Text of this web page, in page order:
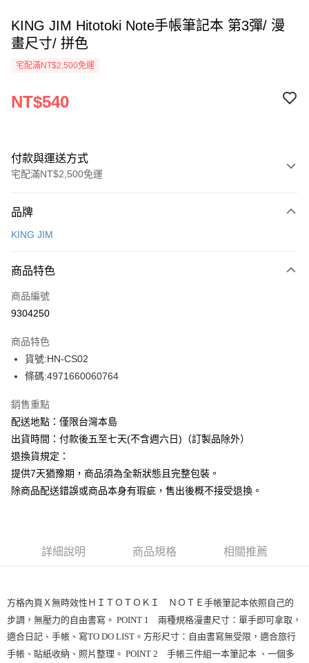
KING JIM Hitotoki Note手帳筆記本 第3彈/ 漫
畫尺寸/ 拼色
宅配滿NT$2,500免運
NT$540
付款與運送方式
宅配滿NT$2,500免運
信用卡一次付款
街口支付
悠遊付
運送方式
下單前請先詢問庫存
每筆NT$130，滿NT$2,500(含以上)免運費
品牌
KING JIM
商品特色
商品編號
9304250
商品特色
貨號:HN-CS02
條碼:4971660060764
銷售重點
配送地點：僅限台灣本島
出貨時間：付款後五至七天(不含週六日)（訂製品除外）
退換貨規定：
提供7天猶豫期，商品須為全新狀態且完整包裝。
除商品配送錯誤或商品本身有瑕疵，售出後概不接受退換。
詳細說明 商品規格 相關推薦
方格內頁Ｘ無時效性ＨＩＴＯＴＯＫＩ ＮＯＴＥ手帳筆記本依照自己的
步調，無壓力的自由書寫。 POINT 1 兩種規格漫畫尺寸：單手即可拿取，
適合日記、手帳、寫TO DO LIST。方形尺寸：自由書寫無受限，適合旅行
手帳、貼紙收納、照片整理。 POINT 2 手帳三件組一本筆記本 、一個多